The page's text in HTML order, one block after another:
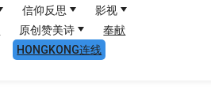
信仰反思
影视
原创赞美诗
奉献
HONGKONG连线